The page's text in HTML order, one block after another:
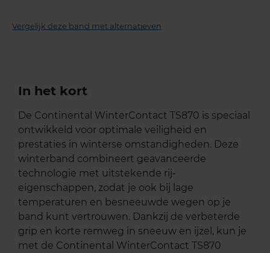
Vergelijk deze band met alternatieven
In het kort
De Continental WinterContact TS870 is speciaal
ontwikkeld voor optimale veiligheid en
prestaties in winterse omstandigheden. Deze
winterband combineert geavanceerde
technologie met uitstekende rij-
eigenschappen, zodat je ook bij lage
temperaturen en besneeuwde wegen op je
band kunt vertrouwen. Dankzij de verbeterde
grip en korte remweg in sneeuw en ijzel, kun je
met de Continental WinterContact TS870